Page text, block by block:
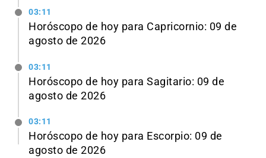
03:11
Horóscopo de hoy para Capricornio: 09 de
agosto de 2026
03:11
Horóscopo de hoy para Sagitario: 09 de
agosto de 2026
03:11
Horóscopo de hoy para Escorpio: 09 de
agosto de 2026